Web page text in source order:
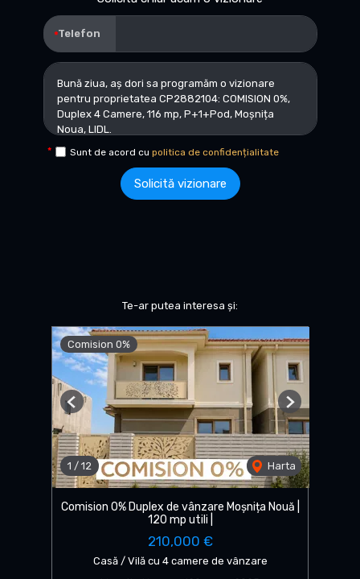
Telefon
Sunt de acord cu politica de confidențialitate
Solicită vizionare
Te-ar putea interesa și:
Comision 0%
1 / 12 Harta
Previous Next
Comision 0% Duplex de vânzare Moșnița Nouă |
120 mp utili |
210,000 €
Casă / Vilă cu 4 camere de vânzare